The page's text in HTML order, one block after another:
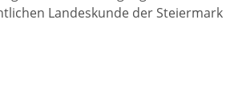
Landeskunde der Steiermark